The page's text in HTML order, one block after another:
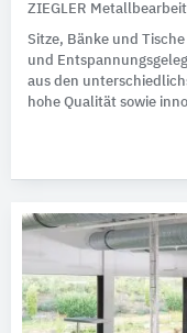
ZIEGLER
Sitze, Bänke und
und
aus den
hohe Qualität sowie